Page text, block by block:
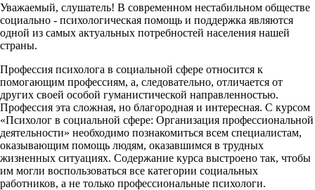
Уважаемый, слушатель! В современном нестабильном обществе
социально - психологическая помощь и поддержка являются
одной из самых актуальных потребностей населения нашей
страны.
Профессия психолога в социальной сфере относится к
помогающим профессиям, а, следовательно, отличается от
других своей особой гуманистической направленностью.
Профессия эта сложная, но благородная и интересная. С курсом
«Психолог в социальной сфере: Организация профессиональной
деятельности» необходимо познакомиться всем специалистам,
оказывающим помощь людям, оказавшимся в трудных
жизненных ситуациях. Содержание курса выстроено так, чтобы
им могли воспользоваться все категории социальных
работников, а не только профессиональные психологи.